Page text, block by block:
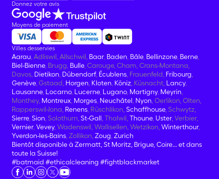
Donnez votre avis
Moyens de paiement
Villes desservies
Aarau , Adliswil, Allschwil, Baar, Baden Bâle, Bellinzone, Berne,
Biel-Bienne, Brugg, Bulle, Carouge, Cham, Crans-Montana,
Davos, Dietikon Dübendorf, Écublens , Frauenfeld, Fribourg
Genève, Gstaad, Horgen Kloten Köniz , Küsnacht, Lancy,
Lausanne, Locarno, Lucerne, Lugano, Martigny, Meyrin
Monthey, Montreux Morges Neuchâtel Nyon , Oerlikon, Olten,
Rapperswil-Jona, Renens , Rüschlikon, Schaffhouse, Schwytz,
Sierre, Sion , Solothurn, St-Gall , Thalwil, Thoune, Uster, Verbier,
Vernier, Vevey, Wadenswil, Wallisellen, Wetzikon, Winterthour,
Yverdon-les-Bains , Zollikon, Zoug Zurich
Bientôt disponible à Zermatt, St Moritz, Brigue, Coire... et dans
toute la Suisse!
#batmaid #ethicalcleaning #fightblackmarket